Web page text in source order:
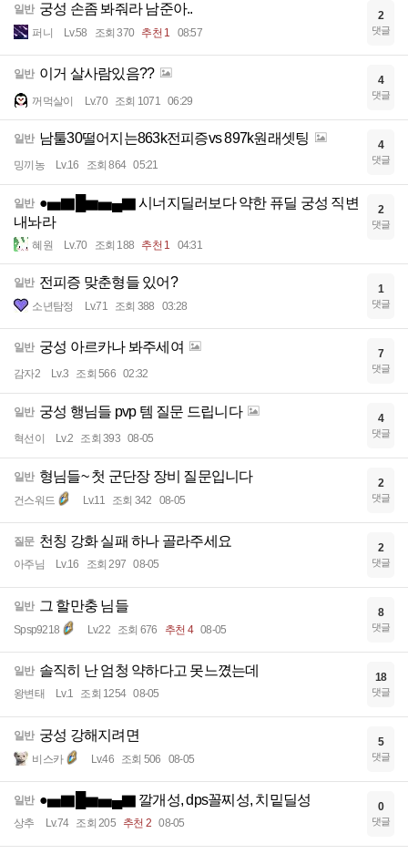
일반 궁성 손좀 봐줘라 남준아..
퍼니 Lv.58 조회 370 추천 1 08:57
2
댓글
일반 이거 살사람있음??
꺼먹살이 Lv.70 조회 1071 06:29
4
댓글
일반 남툴30떨어지는863k전피증vs 897k원래셋팅
밍끼농 Lv.16 조회 864 05:21
4
댓글
일반 ●▅▇█▆▅▄▇ 시너지딜러보다 약한 퓨딜 궁성 직변
내놔라
혜원 Lv.70 조회 188 추천 1 04:31
2
댓글
일반 전피증 맞춘형들 있어?
소년탐정 Lv.71 조회 388 03:28
1
댓글
일반 궁성 아르카나 봐주세여
감자2 Lv.3 조회 566 02:32
7
댓글
일반 궁성 행님들 pvp 템 질문 드립니다
혁선이 Lv.2 조회 393 08-05
4
댓글
일반 형님들~ 첫 군단장 장비 질문입니다
건스워드 Lv.11 조회 342 08-05
2
댓글
질문 천칭 강화 실패 하나 골라주세요
아주님 Lv.16 조회 297 08-05
2
댓글
일반 그 할만충 님들
Spsp9218 Lv.22 조회 676 추천 4 08-05
8
댓글
일반 솔직히 난 엄청 약하다고 못느꼈는데
왕변태 Lv.1 조회 1254 08-05
18
댓글
일반 궁성 강해지려면
비스카 Lv.46 조회 506 08-05
5
댓글
일반 ●▅▇█▆▅▄▇ 깔개성, dps꼴찌성, 치밑딜성
상추 Lv.74 조회 205 추천 2 08-05
0
댓글